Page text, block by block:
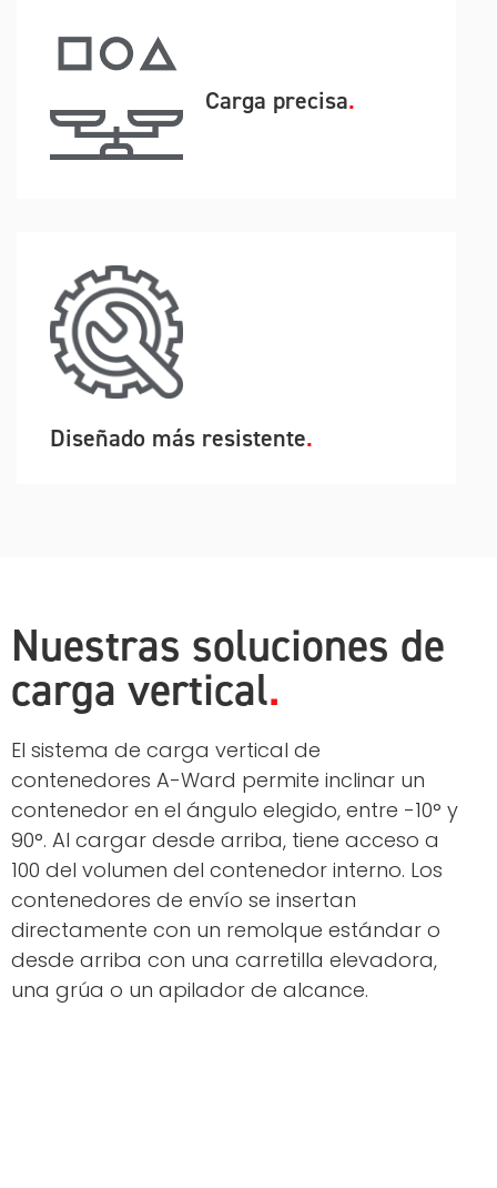
Carga precisa
Diseñado más resistente
Nuestras soluciones de
carga vertical
El sistema de carga vertical de
contenedores A-Ward permite inclinar un
contenedor en el ángulo elegido, entre -10° y
90°. Al cargar desde arriba, tiene acceso a
100 del volumen del contenedor interno. Los
contenedores de envío se insertan
directamente con un remolque estándar o
desde arriba con una carretilla elevadora,
una grúa o un apilador de alcance.